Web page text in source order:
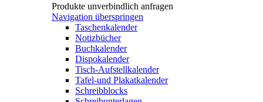
Produkte unverbindlich anfragen
Navigation überspringen
Taschenkalender
Notizbücher
Buchkalender
Dispokalender
Tisch-Aufstellkalender
Tafel-und Plakatkalender
Schreibblocks